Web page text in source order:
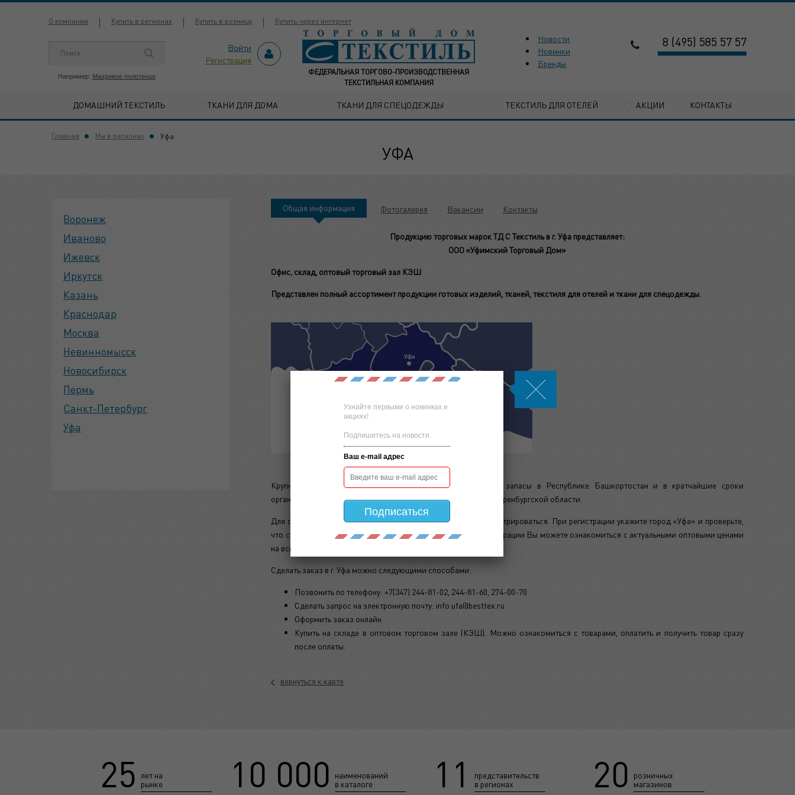
О компании Купить в регионах Купить в розницу Купить через интернет
Например: Махровое полотенце
Войти
Регистрация
ФЕДЕРАЛЬНАЯ ТОРГОВО-ПРОИЗВОДСТВЕННАЯ
ТЕКСТИЛЬНАЯ КОМПАНИЯ
Новости
Новинки
Бренды
8 (495) 585 57 57
ДОМАШНИЙ ТЕКСТИЛЬ ТКАНИ ДЛЯ ДОМА ТКАНИ ДЛЯ СПЕЦОДЕЖДЫ ТЕКСТИЛЬ ДЛЯ ОТЕЛЕЙ АКЦИИ КОНТАКТЫ
Главная Мы в регионах Уфа
УФА
Воронеж
Иваново
Ижевск
Иркутск
Казань
Краснодар
Москва
Невинномысск
Новосибирск
Пермь
Санкт-Петербург
Уфа
Общая информация Фотогалерея Вакансии Контакты
Продукцию торговых марок ТД С Текстиль в г. Уфа представляет:
ООО «Уфимский Торговый Дом»
Офис, склад, оптовый торговый зал КЭШ
Представлен полный ассортимент продукции готовых изделий, тканей, текстиля для отелей и ткани для спецодежды.
Крупные складские площади позволяют держать большие запасы в Республике Башкортостан и в кратчайшие сроки
организовать доставку в города Республики Башкортостан и Оренбургской области.
Для оформления онлайн-заказа на сайте необходимо зарегистрироваться. При регистрации укажите город «Уфа» и проверьте,
что сайт правильно определяет Ваши геоданные. После регистрации Вы можете ознакомиться с актуальными оптовыми ценами
на всю продукцию имеющуюся в наличии в городе Уфа.
Сделать заказ в г. Уфа можно следующими способами:
Позвонить по телефону: +7(347) 244-81-02, 244-81-60, 274-00-70
Сделать запрос на электронную почту: info.ufa@besttex.ru
Оформить заказ онлайн
Купить на складе в оптовом торговом зале (КЭШ). Можно ознакомиться с товарами, оплатить и получить товар сразу
после оплаты.
вернуться к карте
25
лет на
рынке
10 000
наименований
в каталоге
11
представительств
в регионах
20
розничных
магазинов
Узнайте первыми о новинках и
акциях!
Подпишитесь на новости.
Ваш e-mail адрес
Подписаться